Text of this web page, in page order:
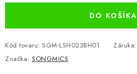
DO KOŠÍKA
Kód tovaru: SGM-LSH023BH01 Záruka:
Značka: SONGMICS